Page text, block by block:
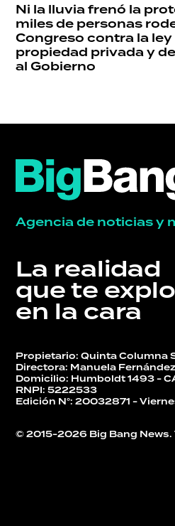
Ni la lluvia frenó la
miles de personas
Congreso contra la ley
propiedad privada y
al Gobierno
Agencia de noticias y
La realidad
que te
en la cara
Propietario: Quinta Columna
Directora: Manuela
Domicilio: Humboldt 1493 -
RNPI: 5222533
Edición N°: 20032871 -
© 2015-2026 Big Bang